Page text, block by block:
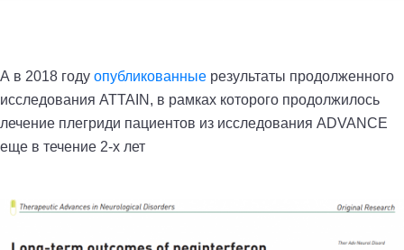
А в 2018 году опубликованные результаты продолженного
исследования ATTAIN, в рамках которого продолжилось
лечение плегриди пациентов из исследования ADVANCE
еще в течение 2-х лет